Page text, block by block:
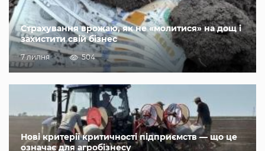
Страхування врожаю, як не «молитися» на дощ і
захистити свій бізнес
7 липня 504
Нові критерії критичності підприємств — що це
означає для агробізнесу